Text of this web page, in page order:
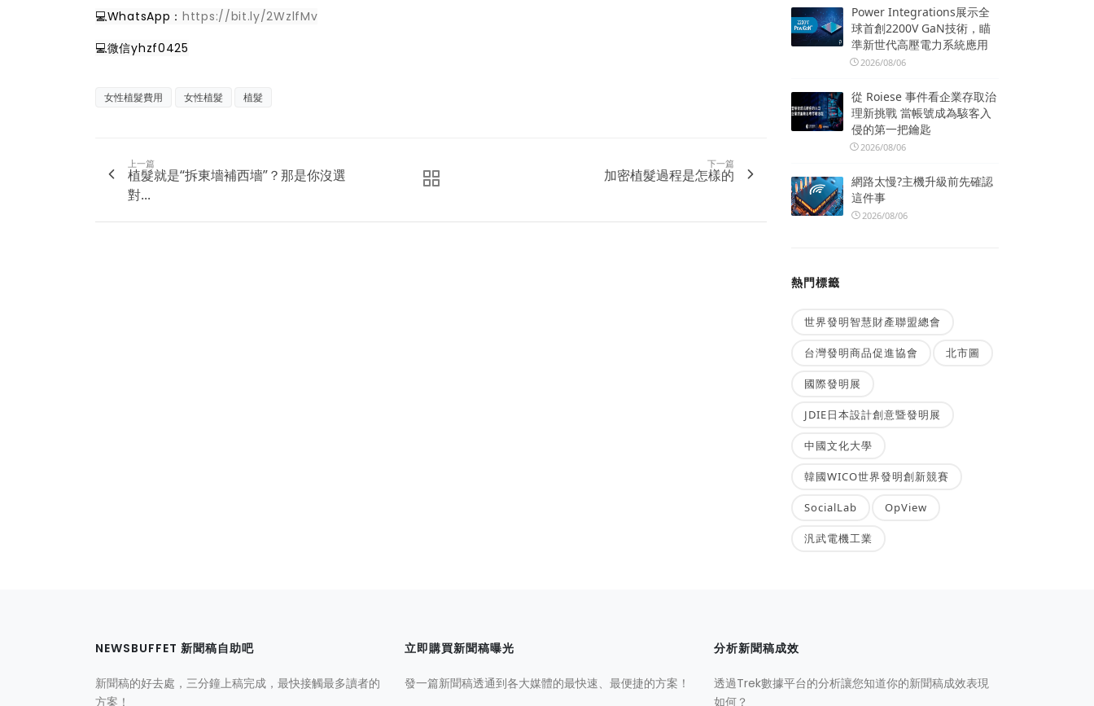
💻WhatsApp： https://bit.ly/2WzlfMv
💻微信yhzf0425
女性植髮費用 女性植髮 植髮
上一篇
植髮就是“拆東墻補西墻”？那是你沒選
對...
下一篇
加密植髮過程是怎樣的
Power Integrations展示全
球首創2200V GaN技術，瞄
準新世代高壓電力系統應用
2026/08/06
從 Roiese 事件看企業存取治
理新挑戰 當帳號成為駭客入
侵的第一把鑰匙
2026/08/06
網路太慢?主機升級前先確認
這件事
2026/08/06
熱門標籤
世界發明智慧財產聯盟總會
台灣發明商品促進協會 北市圖
國際發明展
JDIE日本設計創意暨發明展
中國文化大學
韓國WICO世界發明創新競賽
SocialLab OpView
汎武電機工業
NEWSBUFFET 新聞稿自助吧
新聞稿的好去處，三分鐘上稿完成，最快接觸最多讀者的
方案！
立即購買新聞稿曝光
發一篇新聞稿透通到各大媒體的最快速、最便捷的方案！
分析新聞稿成效
透過Trek數據平台的分析讓您知道你的新聞稿成效表現
如何？